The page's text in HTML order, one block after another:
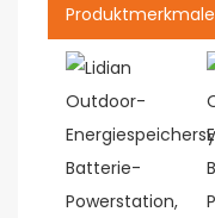
Produktmerkmale